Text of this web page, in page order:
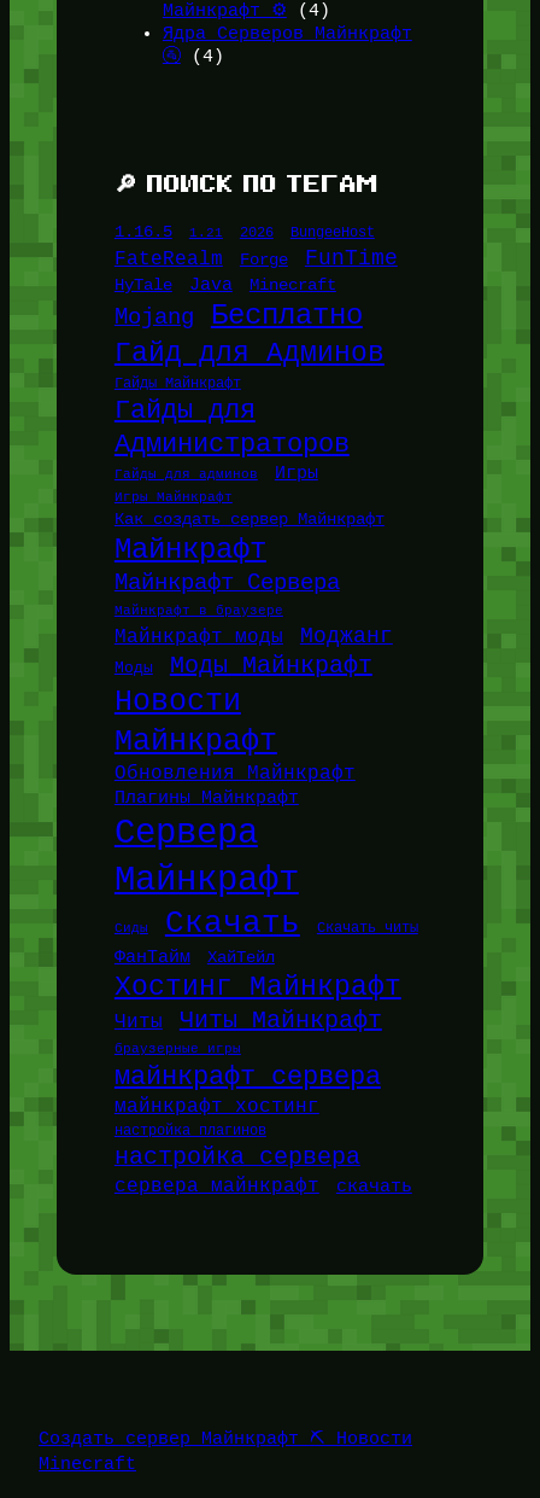
Майнкрафт ⚙️ (4)
Ядра Серверов Майнкрафт
🚰(4)
🔎 ПОИСК ПО ТЕГАМ
1.16.5 1.21 2026 BungeeHost
FateRealm Forge FunTime
HyTale Java Minecraft
Mojang Бесплатно
Гайд для Админов
Гайды Майнкрафт
Гайды для
Администраторов
Гайды для админов Игры
Игры Майнкрафт
Как создать сервер Майнкрафт
Майнкрафт
Майнкрафт Сервера
Майнкрафт в браузере
Майнкрафт моды Моджанг
Моды Моды Майнкрафт
Новости
Майнкрафт
Обновления Майнкрафт
Плагины Майнкрафт
Сервера
Майнкрафт
Сиды Скачать Скачать читы
ФанТайм ХайТейл
Хостинг Майнкрафт
Читы Читы Майнкрафт
браузерные игры
майнкрафт сервера
майнкрафт хостинг
настройка плагинов
настройка сервера
сервера майнкрафт скачать
Создать сервер Майнкрафт ⛏️ Новости
Minecraft